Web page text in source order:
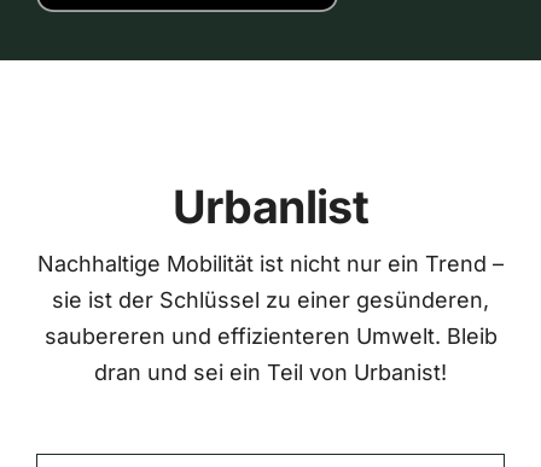
Urbanlist
Nachhaltige Mobilität ist nicht nur ein Trend –
sie ist der Schlüssel zu einer gesünderen,
saubereren und effizienteren Umwelt. Bleib
dran und sei ein Teil von Urbanist!